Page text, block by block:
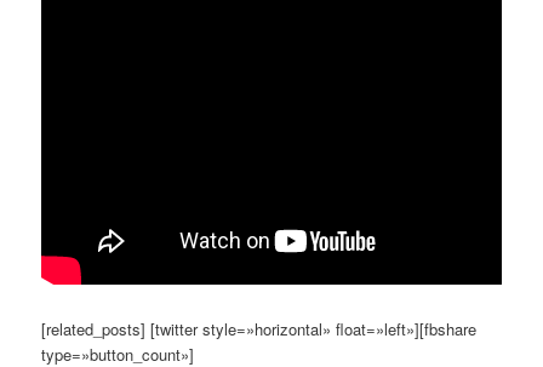
[related_posts] [twitter style=»horizontal» float=»left»][fbshare
type=»button_count»]